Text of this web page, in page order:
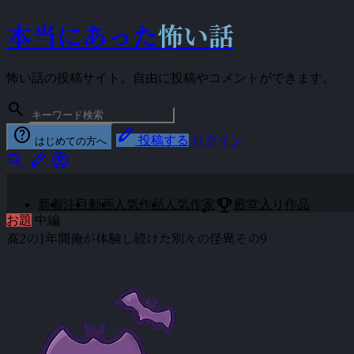
本当にあった怖い話
怖い話の投稿サイト。自由に投稿やコメントができます。
search
help はじめての方へ stylus 投稿する ログイン
search stylus account_circle
新着 注目 動画 人気作品 人気作家 emoji_events 殿堂入り作品
お題 中編
高2の1年間俺が体験し続けた別々の怪異その9